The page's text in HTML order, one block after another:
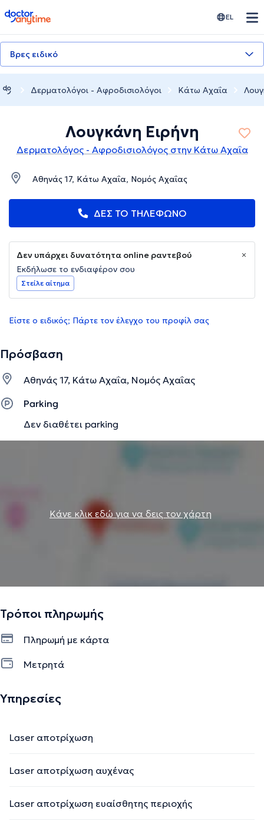
doctoranytime EL
Βρες ειδικό
Δερματολόγοι - Αφροδισιολόγοι Κάτω Αχαΐα
Λουγκάνη Ειρήνη
Δερματολόγος - Αφροδισιολόγος στην Κάτω Αχαΐα
Αθηνάς 17, Κάτω Αχαΐα, Νομός Αχαΐας
ΔΕΣ ΤΟ ΤΗΛΕΦΩΝΟ
Δεν υπάρχει δυνατότητα online ραντεβού
Εκδήλωσε το ενδιαφέρον σου
Στείλε αίτημα
Είστε ο ειδικός; Πάρτε τον έλεγχο του προφίλ σας
Πρόσβαση
Αθηνάς 17, Κάτω Αχαΐα, Νομός Αχαΐας
Parking
Δεν διαθέτει parking
Κάνε κλικ εδώ για να δεις τον χάρτη
Τρόποι πληρωμής
Πληρωμή με κάρτα
Μετρητά
Υπηρεσίες
Laser αποτρίχωση
Laser αποτρίχωση αυχένας
Laser αποτρίχωση ευαίσθητης περιοχής